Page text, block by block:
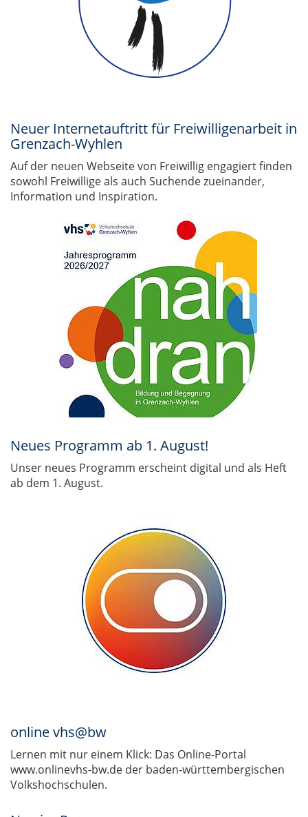
Neuer Internetauftritt für Freiwilligenarbeit in
Grenzach-Wyhlen
Auf der neuen Webseite von Freiwillig engagiert finden
sowohl Freiwillige als auch Suchende zueinander,
Information und Inspiration.
Neues Programm ab 1. August!
Unser neues Programm erscheint digital und als Heft
ab dem 1. August.
online vhs@bw
Lernen mit nur einem Klick: Das Online-Portal
www.onlinevhs-bw.de der baden-württembergischen
Volkshochschulen.